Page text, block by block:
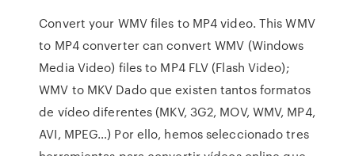
Convert your WMV files to MP4 video. This WMV
to MP4 converter can convert WMV (Windows
Media Video) files to MP4 FLV (Flash Video);
WMV to MKV Dado que existen tantos formatos
de vídeo diferentes (MKV, 3G2, MOV, WMV, MP4,
AVI, MPEG…) Por ello, hemos seleccionado tres